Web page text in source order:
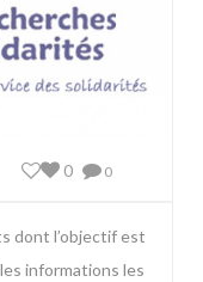
0
0
dont l’objectif est
informations les